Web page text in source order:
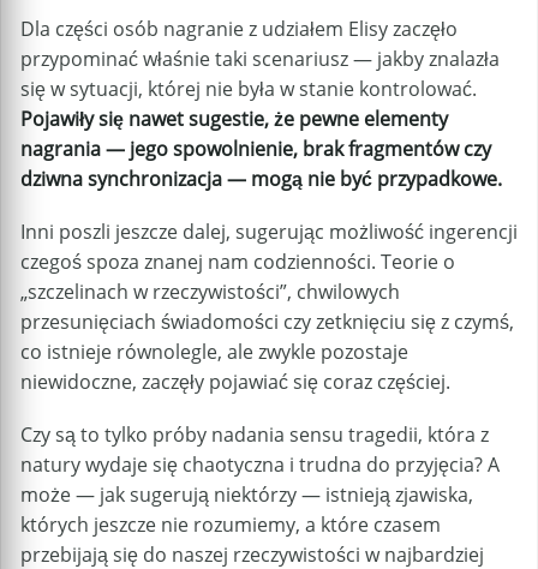
Dla części osób nagranie z udziałem Elisy zaczęło
przypominać właśnie taki scenariusz — jakby znalazła
się w sytuacji, której nie była w stanie kontrolować.
Pojawiły się nawet sugestie, że pewne elementy
nagrania — jego spowolnienie, brak fragmentów czy
dziwna synchronizacja — mogą nie być przypadkowe.
Inni poszli jeszcze dalej, sugerując możliwość ingerencji
czegoś spoza znanej nam codzienności. Teorie o
„szczelinach w rzeczywistości”, chwilowych
przesunięciach świadomości czy zetknięciu się z czymś,
co istnieje równolegle, ale zwykle pozostaje
niewidoczne, zaczęły pojawiać się coraz częściej.
Czy są to tylko próby nadania sensu tragedii, która z
natury wydaje się chaotyczna i trudna do przyjęcia? A
może — jak sugerują niektórzy — istnieją zjawiska,
których jeszcze nie rozumiemy, a które czasem
przebijają się do naszej rzeczywistości w najbardziej